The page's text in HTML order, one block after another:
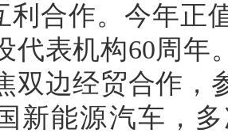
利合作。今年正
代表机构60周年
双边经贸合作，
新能源汽车，